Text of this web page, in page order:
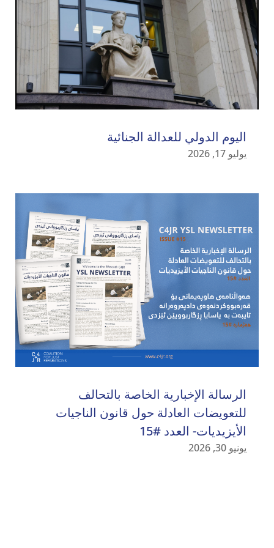
اليوم الدولي للعدالة الجنائية
يوليو 17, 2026
الرسالة الإخبارية الخاصة بالتحالف
للتعويضات العادلة حول قانون الناجيات
الأيزيديات- العدد #15
يونيو 30, 2026